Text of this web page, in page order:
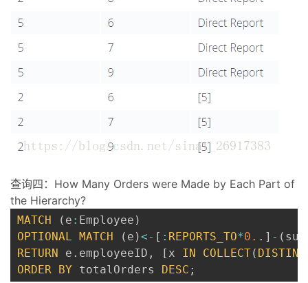
查询四：How Many Orders were Made by Each Part of
the Hierarchy?
MATCH ( e : Employee )
OPTIONAL
MATCH ( e )<- [ : REPORTS_TO*0. . ] - ( sub
RETURN
e . employeeID , [ x IN COLLECT(
ORDER
BY totalOrders DESC ;